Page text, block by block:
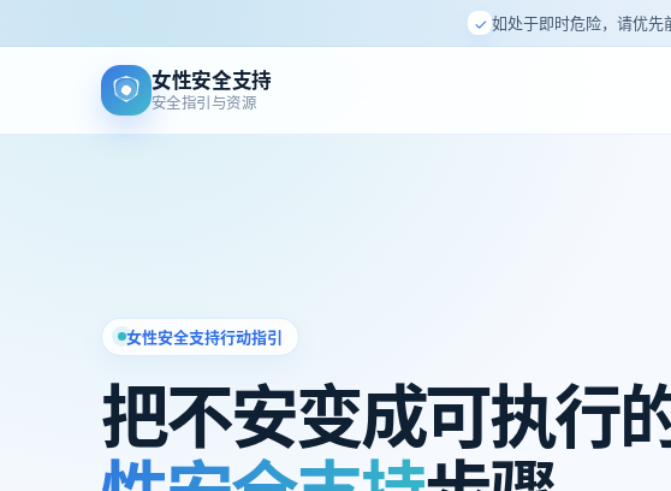
✓ 如处于即时危险，请优先
女性安全支持
安全指引与资源
女性安全支持行动指引
把不安变成可执行